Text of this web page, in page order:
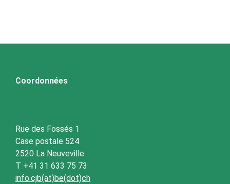
Coordonnées
Rue des Fossés 1
Case postale 524
2520 La Neuveville
T +41 31 633 75 73
info.cjb(at)be(dot)ch